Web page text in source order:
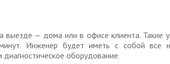
выезде — дома или в офисе клиента. Такие
Инженер будет иметь с собой все
оборудование.